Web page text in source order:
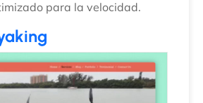
para la velocidad.